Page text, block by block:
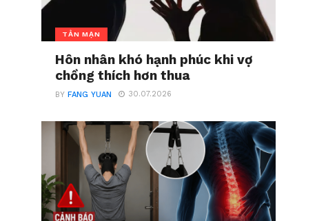
TẢN MẠN
Hôn nhân khó hạnh phúc khi vợ
chồng thích hơn thua
BYFANG YUAN 30.07.2026